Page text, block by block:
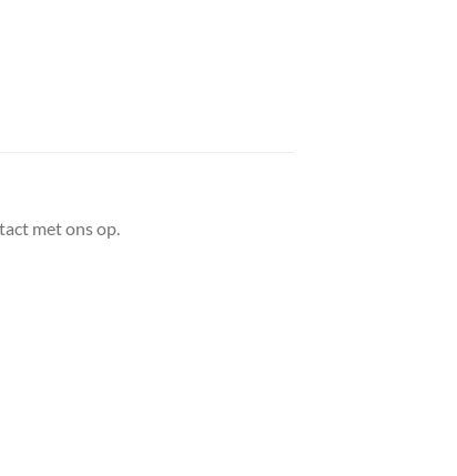
met ons op.